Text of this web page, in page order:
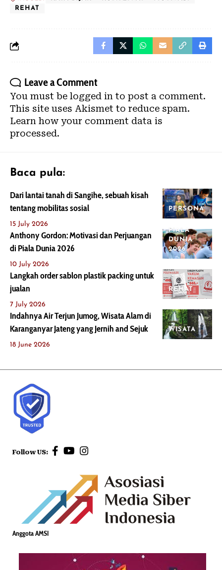
REHAT
Leave a Comment
You must be logged in to post a comment.
This site uses Akismet to reduce spam.
Learn how your comment data is
processed.
Baca pula:
PERSONA
Dari lantai tanah di Sangihe, sebuah kisah
tentang mobilitas sosial
15 July 2026
PIALA
DUNIA
2026
Anthony Gordon: Motivasi dan Perjuangan
di Piala Dunia 2026
10 July 2026
REHAT
Langkah order sablon plastik packing untuk
jualan
7 July 2026
WISATA
Indahnya Air Terjun Jumog, Wisata Alam di
Karanganyar Jateng yang Jernih and Sejuk
18 June 2026
Follow US:
Anggota AMSI